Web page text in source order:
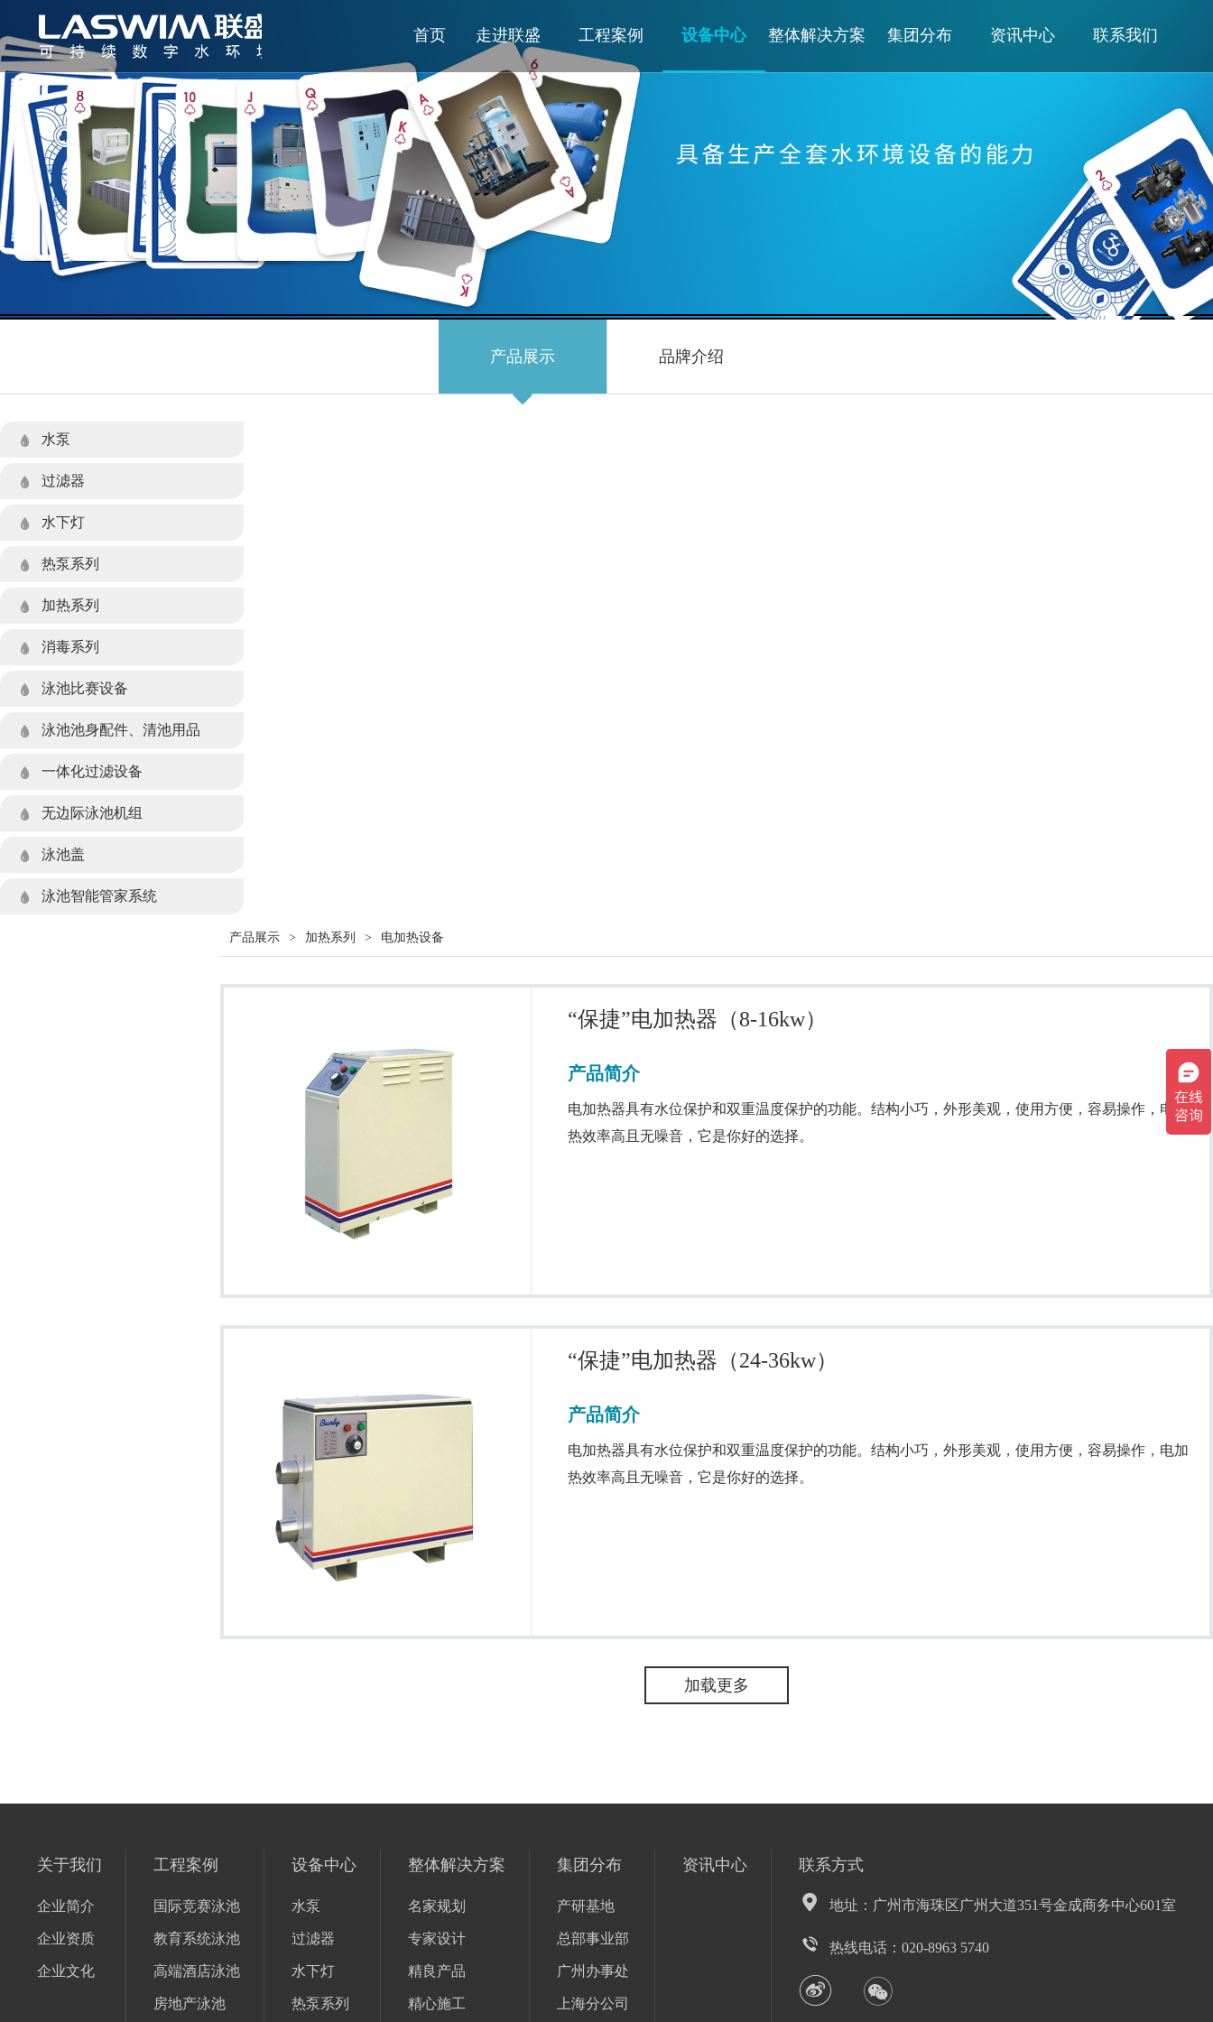
首页 走进联盛 工程案例 设备中心 整体解决方案 集团分布 资讯中心 联系我们
产品展示 品牌介绍
水泵
过滤器
- 玻璃纤维石英砂系列
- 硅藻土系列
- 过滤器阀门组件
水下灯
- 水下灯系列
- 水景灯系列
热泵系列
- 空气源热泵
- 多功能除湿热泵
加热系列
- 电加热设备
- 板式热交换器设备
消毒系列
泳池比赛设备
泳池池身配件、清池用品
- 池身配件系列
- 清池用品系列
一体化过滤设备
无边际泳池机组
泳池盖
泳池智能管家系统
产品展示 > 加热系列 > 电加热设备
“保捷”电加热器（8-16kw）
产品简介
电加热器具有水位保护和双重温度保护的功能。结构小巧，外形美观，使用方便，容易操作，电加
热效率高且无噪音，它是你好的选择。
“保捷”电加热器（24-36kw）
产品简介
电加热器具有水位保护和双重温度保护的功能。结构小巧，外形美观，使用方便，容易操作，电加
热效率高且无噪音，它是你好的选择。
加载更多
关于我们
企业简介
企业资质
企业文化
工程案例
国际竞赛泳池
教育系统泳池
高端酒店泳池
房地产泳池
设备中心
水泵
过滤器
水下灯
热泵系列
整体解决方案
名家规划
专家设计
精良产品
精心施工
集团分布
产研基地
总部事业部
广州办事处
上海分公司
资讯中心 联系方式
地址：广州市海珠区广州大道351号金成商务中心601室
热线电话：020-8963 5740